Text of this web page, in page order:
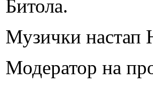
Битола.
Музички настап
Модератор на